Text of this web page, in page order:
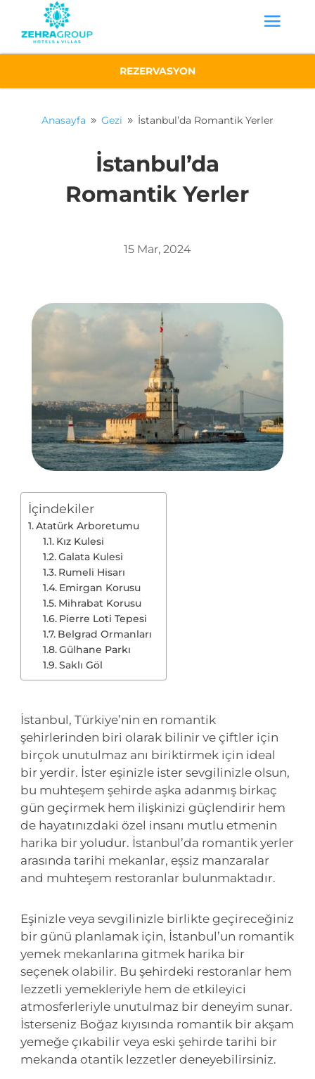
REZERVASYON
Anasayfa 9 Gezi 9 İstanbul’da Romantik Yerler
İstanbul’da
Romantik Yerler
15 Mar, 2024
İçindekiler
Atatürk Arboretumu
Kız Kulesi
Galata Kulesi
Rumeli Hisarı
Emirgan Korusu
Mihrabat Korusu
Pierre Loti Tepesi
Belgrad Ormanları
Gülhane Parkı
Saklı Göl
İstanbul, Türkiye’nin en romantik
şehirlerinden biri olarak bilinir ve çiftler için
birçok unutulmaz anı biriktirmek için ideal
bir yerdir. İster eşinizle ister sevgilinizle olsun,
bu muhteşem şehirde aşka adanmış birkaç
gün geçirmek hem ilişkinizi güçlendirir hem
de hayatınızdaki özel insanı mutlu etmenin
harika bir yoludur. İstanbul’da romantik yerler
arasında tarihi mekanlar, eşsiz manzaralar
and muhteşem restoranlar bulunmaktadır.
Eşinizle veya sevgilinizle birlikte geçireceğiniz
bir günü planlamak için, İstanbul’un romantik
yemek mekanlarına gitmek harika bir
seçenek olabilir. Bu şehirdeki restoranlar hem
lezzetli yemekleriyle hem de etkileyici
atmosferleriyle unutulmaz bir deneyim sunar.
İsterseniz Boğaz kıyısında romantik bir akşam
yemeğe çıkabilir veya eski şehirde tarihi bir
mekanda otantik lezzetler deneyebilirsiniz.